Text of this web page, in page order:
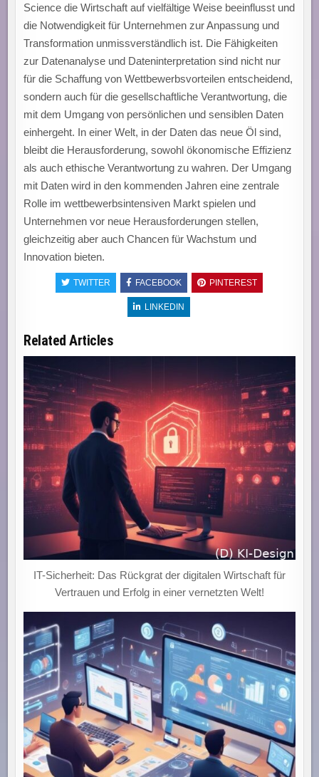
Science die Wirtschaft auf vielfältige Weise beeinflusst und
die Notwendigkeit für Unternehmen zur Anpassung und
Transformation unmissverständlich ist. Die Fähigkeiten
zur Datenanalyse und Dateninterpretation sind nicht nur
für die Schaffung von Wettbewerbsvorteilen entscheidend,
sondern auch für die gesellschaftliche Verantwortung, die
mit dem Umgang von persönlichen und sensiblen Daten
einhergeht. In einer Welt, in der Daten das neue Öl sind,
bleibt die Herausforderung, sowohl ökonomische Effizienz
als auch ethische Verantwortung zu wahren. Der Umgang
mit Daten wird in den kommenden Jahren eine zentrale
Rolle im wettbewerbsintensiven Markt spielen und
Unternehmen vor neue Herausforderungen stellen,
gleichzeitig aber auch Chancen für Wachstum und
Innovation bieten.
TWITTER FACEBOOK PINTEREST
LINKEDIN
Related Articles
IT-Sicherheit: Das Rückgrat der digitalen Wirtschaft für
Vertrauen und Erfolg in einer vernetzten Welt!